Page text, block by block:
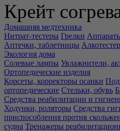
Крейт
Домашняя медтехника
Нитрат-тестеры Грелки
Аптечки, таблетницы
Экология дома
Солевые лампы Увлажнители,
Ортопедические изделия
Корсеты, корректоры осанки
ортопедические Стельки, обувь
Средства реабилитации и
Ходунки, роляторы Средства
приспособления против
судна Тренажеры